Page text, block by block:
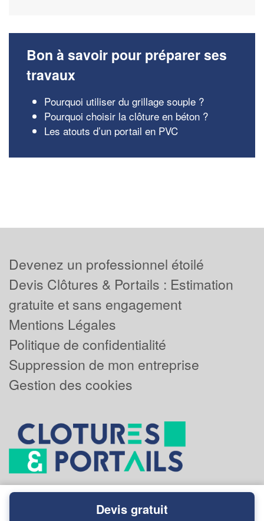
Bon à savoir pour préparer ses
travaux
Pourquoi utiliser du grillage souple ?
Pourquoi choisir la clôture en béton ?
Les atouts d’un portail en PVC
Devenez un professionnel étoilé
Devis Clôtures & Portails : Estimation
gratuite et sans engagement
Mentions Légales
Politique de confidentialité
Suppression de mon entreprise
Gestion des cookies
Powered byPlus que pro
Devis gratuit